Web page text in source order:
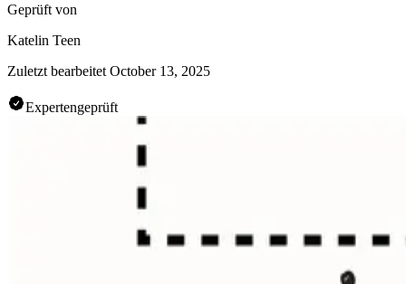
Geprüft von
Katelin Teen
Zuletzt bearbeitet October 13, 2025
Expertengeprüft